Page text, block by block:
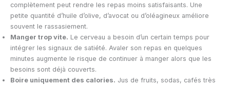
complètement peut rendre les repas moins satisfaisants. Une
petite quantité d’huile d’olive, d’avocat ou d’oléagineux améliore
souvent le rassasiement.
Manger trop vite. Le cerveau a besoin d’un certain temps pour
intégrer les signaux de satiété. Avaler son repas en quelques
minutes augmente le risque de continuer à manger alors que les
besoins sont déjà couverts.
Boire uniquement des calories. Jus de fruits, sodas, cafés très